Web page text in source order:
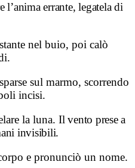
l’anima errante,legatela di
nel buio, poi calò
sul marmo, scorrendo
incisi.
la luna. Il vento prese a
invisibili.
e pronunciò un nome.